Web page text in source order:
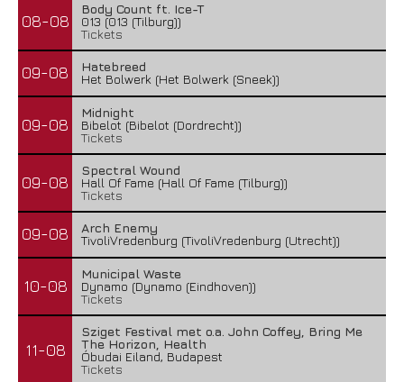
08-08
Body Count ft. Ice-T
013 (013 (Tilburg))
Tickets
09-08
Hatebreed
Het Bolwerk (Het Bolwerk (Sneek))
09-08
Midnight
Bibelot (Bibelot (Dordrecht))
Tickets
09-08
Spectral Wound
Hall Of Fame (Hall Of Fame (Tilburg))
Tickets
09-08
Arch Enemy
TivoliVredenburg (TivoliVredenburg (Utrecht))
10-08
Municipal Waste
Dynamo (Dynamo (Eindhoven))
Tickets
11-08
Sziget Festival met o.a. John Coffey, Bring Me
The Horizon, Health
Óbudai Eiland, Budapest
Tickets